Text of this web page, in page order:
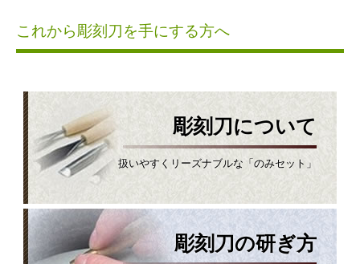
これから彫刻刀を手にする方へ
彫刻刀について
扱いやすくリーズナブルな「のみセット」
彫刻刀の研ぎ方